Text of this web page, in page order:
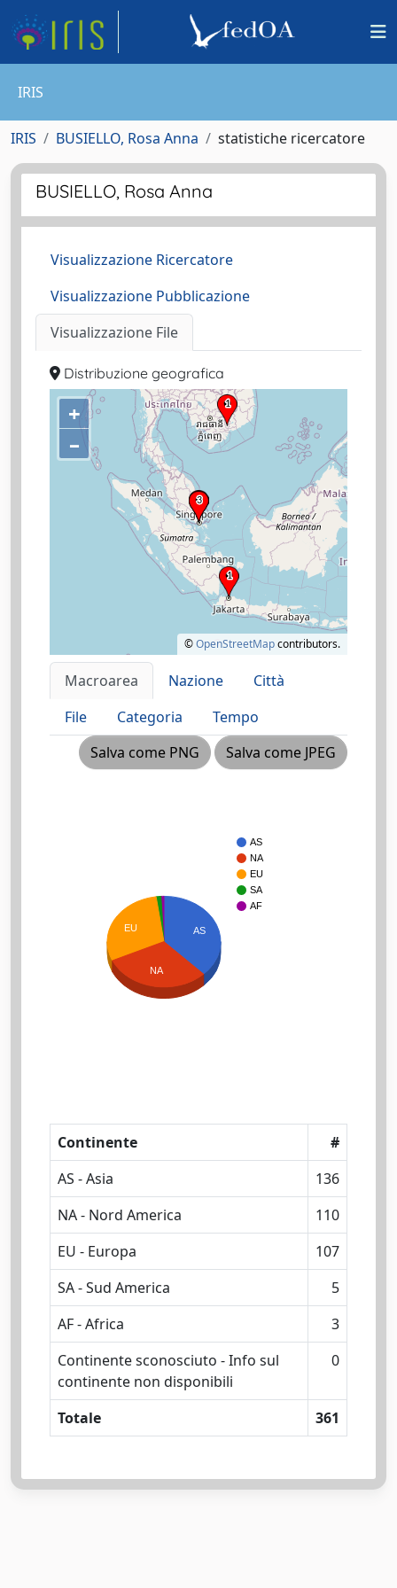
IRIS
IRIS BUSIELLO, Rosa Anna statistiche ricercatore
BUSIELLO, Rosa Anna
Visualizzazione Ricercatore
Visualizzazione Pubblicazione
Visualizzazione File
Distribuzione geografica
+
–
©OpenStreetMapcontributors.
Macroarea Nazione
Città
File
Categoria
Tempo
Salva come PNG
Salva come JPEG
AS
NA
EU
SA
AF
AS
EU
NA
Continente
#
AS - Asia
136
NA - Nord America
110
EU - Europa
107
SA - Sud America
5
AF - Africa
3
Continente sconosciuto - Info sul
continente non disponibili
0
Totale 361